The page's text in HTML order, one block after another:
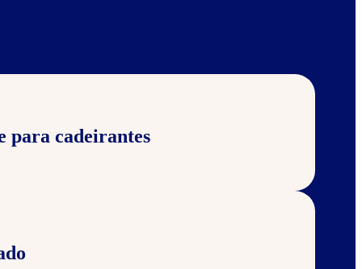
para cadeirantes